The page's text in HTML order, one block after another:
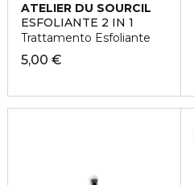
ATELIER DU SOURCIL
ESFOLIANTE 2 IN 1
Trattamento Esfoliante
5,00 €